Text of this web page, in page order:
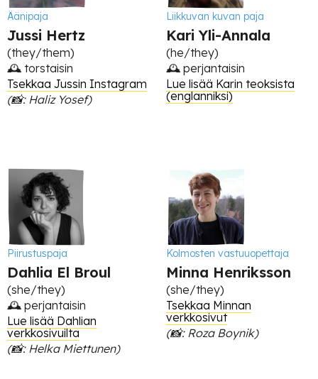
Äänipaja
Jussi Hertz
(they/them)
🕰 torstaisin
Tsekkaa Jussin Instagram
(📸: Haliz Yosef)
Liikkuvan kuvan paja
Kari Yli-Annala
(he/they)
🕰 perjantaisin
Lue lisää Karin teoksista
(englanniksi)
Piirustuspaja
Dahlia El Broul
(she/they)
🕰 perjantaisin
Lue lisää Dahlian
verkkosivuilta
(📸: Helka Miettunen)
Kolmosten vastuuopettaja
Minna Henriksson
(she/they)
Tsekkaa Minnan
verkkosivut
(📸: Roza Boynik)